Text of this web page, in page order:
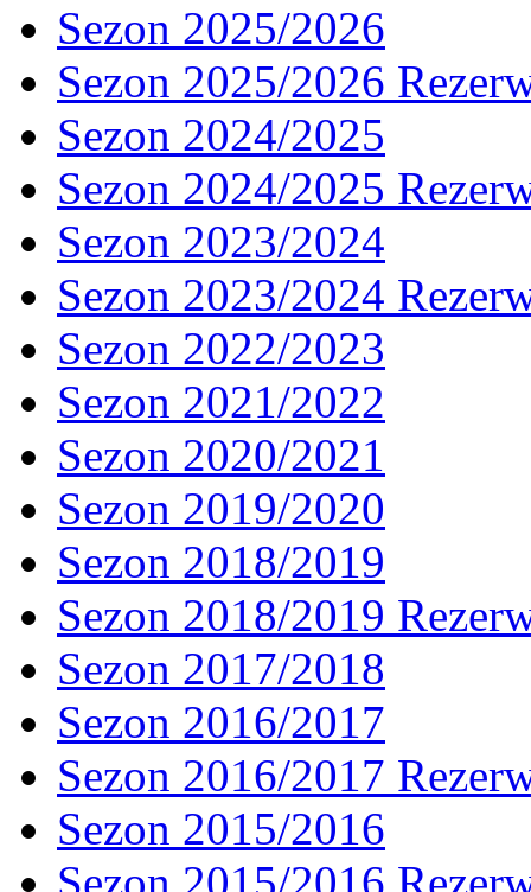
Sezon 2025/2026
Sezon 2025/2026
Sezon 2024/2025
Sezon 2024/2025
Sezon 2023/2024
Sezon 2023/2024
Sezon 2022/2023
Sezon 2021/2022
Sezon 2020/2021
Sezon 2019/2020
Sezon 2018/2019
Sezon 2018/2019
Sezon 2017/2018
Sezon 2016/2017
Sezon 2016/2017
Sezon 2015/2016